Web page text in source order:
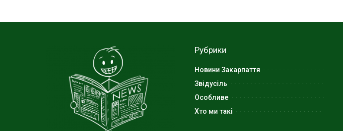
Рубрики
Новини Закарпаття
Звідусіль
Особливе
Хто ми такі